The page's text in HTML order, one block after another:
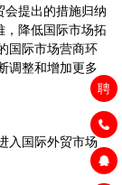
聘
提出的措施归纳
，降低国际市场拓
国际市场营商环
调整和增加更多
入国际外贸市场